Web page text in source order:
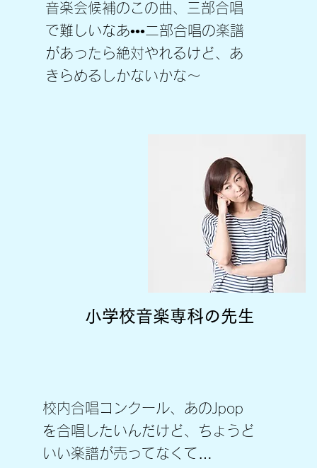
音楽会候補のこの曲、三部合唱
で難しいなあ•••二部合唱の楽譜
があったら絶対やれるけど、あ
きらめるしかないかな～
​小学校音楽専科の先生
校内合唱コンクール、あのJpop
を合唱したいんだけど、ちょうど
いい楽譜が売ってなくて…